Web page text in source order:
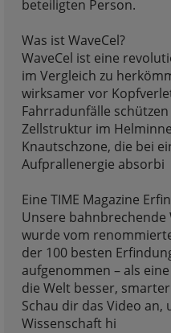
beteiligten Person.
Was ist WaveCel?
WaveCel ist eine
im Vergleich zu
wirksamer vor
Fahrradunfälle
Zellstruktur im
Knautschzone, die bei
Aufprallenergie absorbi
Eine TIME Magazine
Unsere bahnbrechende
wurde vom
der 100 besten
aufgenommen – als
die Welt besser,
Schau dir das Video
Wissenschaft hi